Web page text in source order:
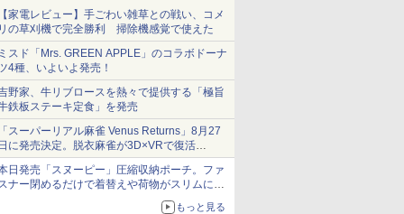
家電レビュー】手ごわい雑草との戦い、コメ
の草刈機で完全勝利 掃除機感覚で使えた
スド「Mrs. GREEN APPLE」のコラボドーナ
4種、いよいよ発売！
野家、牛リブロースを熱々で提供する「極旨
鉄板ステーキ定食」を発売
スーパーリアル麻雀 Venus Returns」8月27
に発売決定。脱衣麻雀が3D×VRで復活
売から2週間は20%オフになるセールが実施
日発売「スヌーピー」圧縮収納ポーチ。ファ
ナー閉めるだけで着替えや荷物がスリムにま
もっと見る